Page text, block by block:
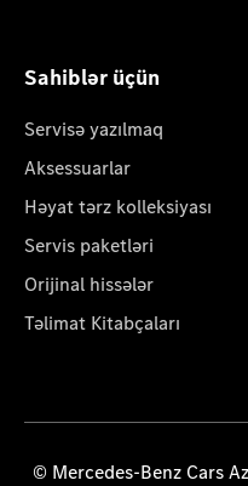
Sahiblər üçün
Servisə yazılmaq
Aksessuarlar
Həyat tərz kolleksiyası
Servis paketləri
Orijinal hissələr
Təlimat Kitabçaları
© Mercedes-Benz Cars